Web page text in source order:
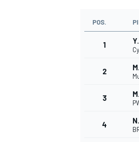
POS.
1
2
3
4